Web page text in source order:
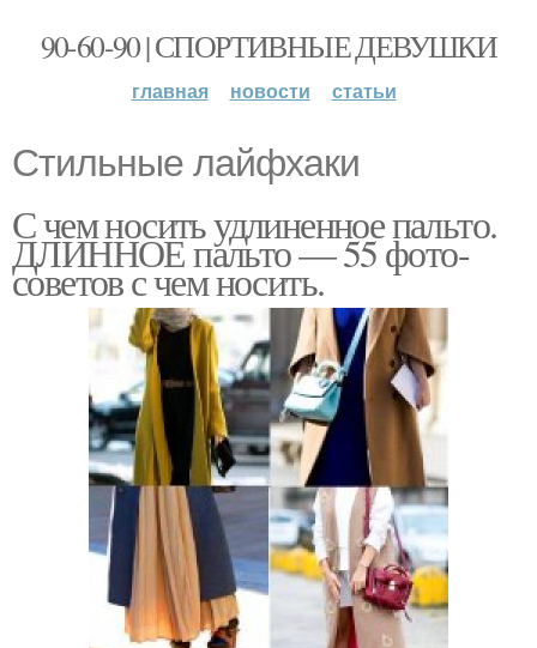
90-60-90 | СПОРТИВНЫЕ ДЕВУШКИ
главная новости статьи
Стильные лайфхаки
С чем носить удлиненное пальто.
ДЛИННОЕ пальто — 55 фото-
советов с чем носить.